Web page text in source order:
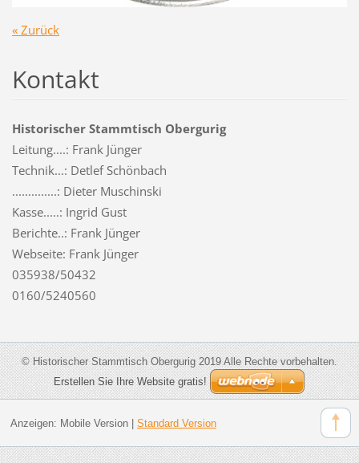
« Zurück
Kontakt
Historischer Stammtisch Obergurig
Leitung....: Frank Jünger
Technik...: Detlef Schönbach
..............: Dieter Muschinski
Kasse.....: Ingrid Gust
Berichte..: Frank Jünger
Webseite: Frank Jünger
035938/50432
0160/5240560
© Historischer Stammtisch Obergurig 2019 Alle Rechte vorbehalten.
Erstellen Sie Ihre Website gratis!
Anzeigen: Mobile Version| Standard Version